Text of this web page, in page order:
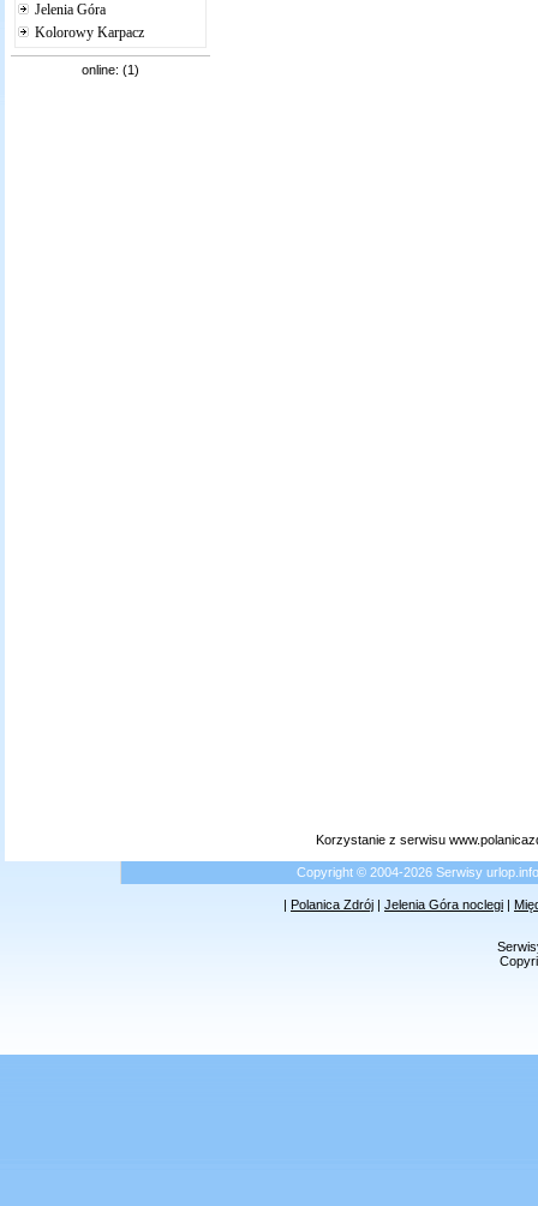
Jelenia Góra
Kolorowy Karpacz
online: (1)
Korzystanie z serwisu
Copyright © 2004-2026 Serwisy
| Polanica Zdrój | Jelenia Góra noclegi |